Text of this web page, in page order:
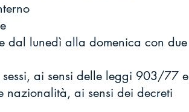
dal lunedì alla domenica con due
ai sensi delle leggi 903/77 e
nazionalità, ai sensi dei decreti